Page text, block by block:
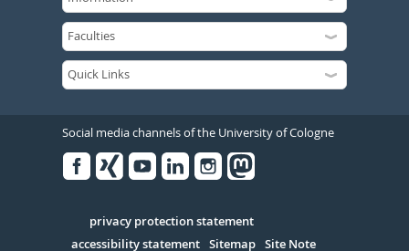
Social media channels of the University of Cologne
Serivce
privacy protection statement
accessibility statement Sitemap Site Note